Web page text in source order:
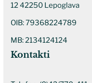
12 42250 Lepoglava
OIB: 79368224789
MB: 2134124124
Kontakti